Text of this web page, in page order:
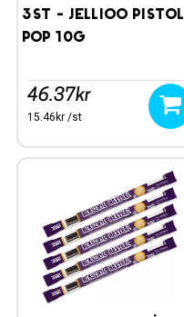
3st - Jellioo Pistol
Pop 10g
46.37kr
15.46kr /st